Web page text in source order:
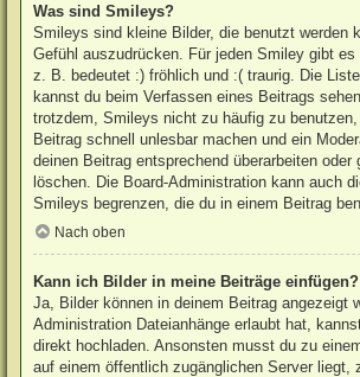
Was sind Smileys?
Smileys sind kleine Bilder, die benutzt werden
Gefühl auszudrücken. Für jeden Smiley gibt es
z. B. bedeutet :) fröhlich und :( traurig. Die
kannst du beim Verfassen eines Beitrags
trotzdem, Smileys nicht zu häufig zu
Beitrag schnell unlesbar machen und ein
deinen Beitrag entsprechend überarbeiten oder
löschen. Die Board-Administration kann auch
Smileys begrenzen, die du in einem Beitrag
Nach oben
Kann ich Bilder in meine Beiträge einfügen?
Ja, Bilder können in deinem Beitrag angezeigt
Administration Dateianhänge erlaubt hat,
direkt hochladen. Ansonsten musst du zu
auf einem öffentlich zugänglichen Server liegt,